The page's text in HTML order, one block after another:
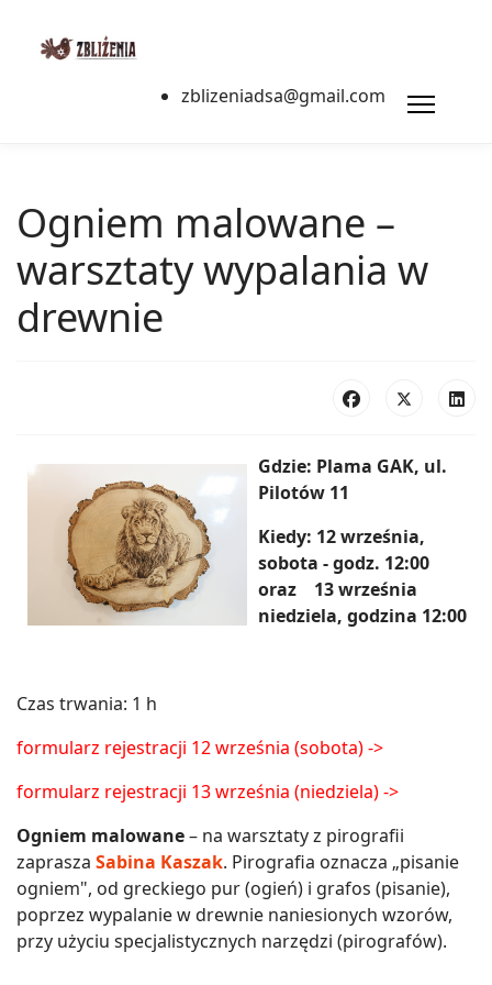
zblizeniadsa@gmail.com
Ogniem malowane –
warsztaty wypalania w
drewnie
Gdzie: Plama GAK, ul.
Pilotów 11
Kiedy: 12 września,
sobota - godz. 12:00
oraz 13 września
niedziela, godzina 12:00
Czas trwania: 1 h
formularz rejestracji 12 września (sobota) ->
formularz rejestracji 13 września (niedziela) ->
Ogniem malowane– na warsztaty z pirografii
zaprasza Sabina Kaszak. Pirografia oznacza „pisanie
ogniem", od greckiego pur (ogień) i grafos (pisanie),
poprzez wypalanie w drewnie naniesionych wzorów,
przy użyciu specjalistycznych narzędzi (pirografów).